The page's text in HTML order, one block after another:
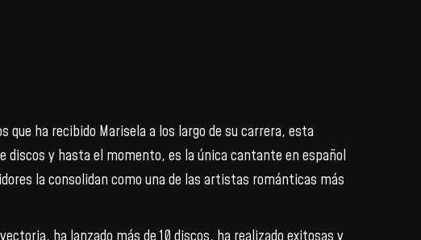
que ha recibido Marisela a los largo de su carrera, esta
discos y hasta el momento, es la única cantante en español
la consolidan como una de las artistas románticas más